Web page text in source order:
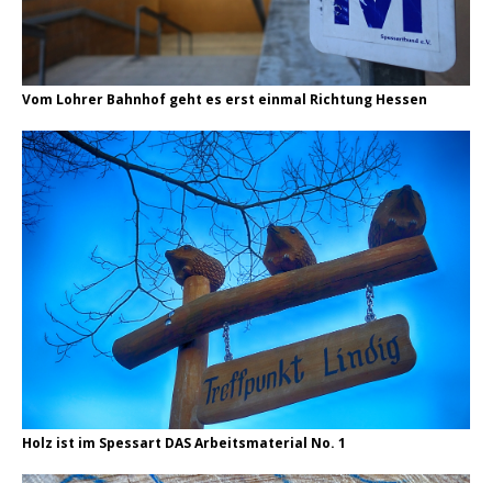
Vom Lohrer Bahnhof geht es erst einmal Richtung Hessen
Holz ist im Spessart DAS Arbeitsmaterial No. 1